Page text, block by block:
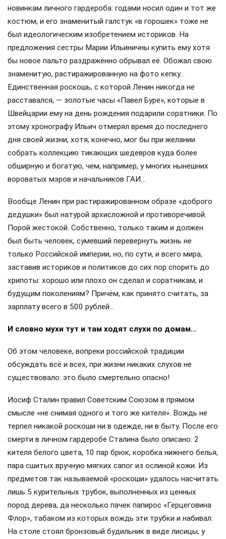
новинкам личного гардероба: годами носил один и тот же
костюм, и его знаменитый галстук «в горошек» тоже не
был идеологическим изобретением историков. На
предложения сестры Марии Ильиничны купить ему хотя
бы новое пальто раздражённо обрывал её. Обожал свою
знаменитую, растиражированную на фото кепку…
Единственная роскошь, с которой Ленин никогда не
расставался, — золотые часы «Павел Буре», которые в
Швейцарии ему на день рождения подарили соратники. По
этому хронографу Ильич отмерял время до последнего
дня своей жизни, хотя, конечно, мог бы при желании
собрать коллекцию тикающих шедевров куда более
обширную и богатую, чем, например, у многих нынешних
вороватых мэров и начальников ГАИ…
Вообще Ленин при растиражированном образе «доброго
дедушки» был натурой архисложной и противоречивой.
Порой жестокой. Собственно, только таким и должен
был быть человек, сумевший перевернуть жизнь не
только Российской империи, но, по сути, и всего мира,
заставив историков и политиков до сих пор спорить до
хрипоты: хорошо или плохо он сделал и соратникам, и
будущим поколениям? Причём, как принято считать, за
зарплату всего в 500 рублей…
И словно мухи тут и там ходят слухи по домам…
Об этом человеке, вопреки российской традиции
обсуждать всё и всех, при жизни никаких слухов не
существовало: это было смертельно опасно!
Иосиф Сталин правил Советским Союзом в прямом
смысле «не снимая одного и того же кителя». Вождь не
терпел никакой роскоши ни в одежде, ни в быту. После его
смерти в личном гардеробе Сталина было описано: 2
кителя белого цвета, 10 пар брюк, коробка нижнего белья,
пара сшитых вручную мягких сапог из ослиной кожи. Из
предметов так называемой «роскоши» удалось насчитать
лишь 5 курительных трубок, выполненных из ценных
пород дерева, да несколько пачек папирос «Герцеговина
Флор», табаком из которых вождь эти трубки и набивал.
На столе стоял бронзовый будильник в виде лисицы, у